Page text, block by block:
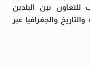
بين البلدين
والجغرافيا عبر